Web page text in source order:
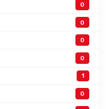
0
0
0
0
1
0